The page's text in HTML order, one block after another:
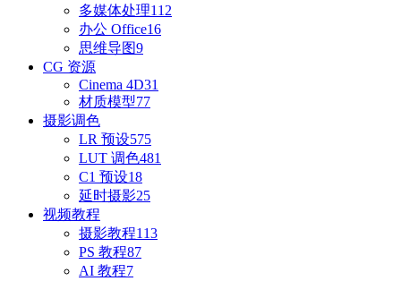
多媒体处理112
办公 Office16
思维导图9
CG 资源
Cinema 4D31
材质模型77
摄影调色
LR 预设575
LUT 调色481
C1 预设18
延时摄影25
视频教程
摄影教程113
PS 教程87
AI 教程7